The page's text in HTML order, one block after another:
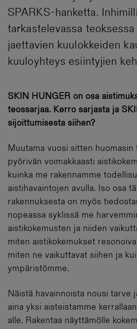
SPARKS-hanketta.
tarkastelevassa teoksessa
jaettavien kuulokkeiden
kuuloyhteys esiintyjien
SKIN HUNGER on osa
teossarjaa. Kerro sarjasta ja
sijoittumisesta siihen?
Muutama vuosi sitten
pyörivän voimakkaasti
kuinka me rakennamme
aistihavaintojen avulla. Iso osa
rakennuksesta on myös
nopeassa syklissä me
aistikokemusten ja niiden
miten aistikokemukset
miten ne vaikuttavat siihen ja
ympäristömme.
Näistä havainnoista nousi tarve
aina yksi aisteistamme
alle. Rakentaa näyttämölle